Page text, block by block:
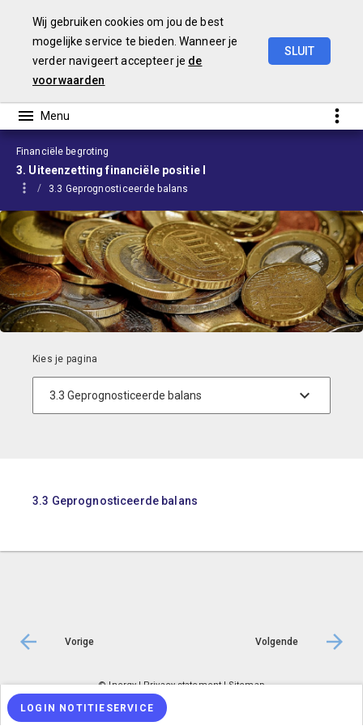
Wij gebruiken cookies om jou de best
mogelijke service te bieden. Wanneer je
verder navigeert accepteer je de
voorwaarden
SLUIT
Financiële begroting
3. Uiteenzetting financiële positie I
3.3 Geprognosticeerde balans
3.3 Geprognosticeerde balans
Vorige Volgende
© Inergy|Privacy statement|Sitemap
LOGIN NOTITIESERVICE